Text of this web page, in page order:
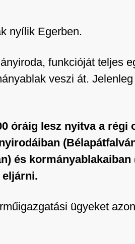
nyílik Egerben.
funkcióját teljes
veszi át.
óráig lesz nyitva a régi
és kormányablakaiban
eljárni.
ügyeket